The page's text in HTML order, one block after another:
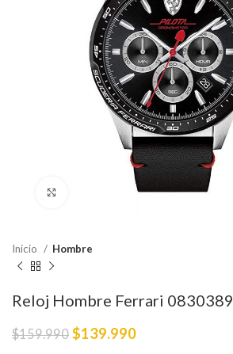
Haga Click para agrandar
Inicio Hombre
Reloj Hombre Ferrari 0830389
$159.990 $139.990